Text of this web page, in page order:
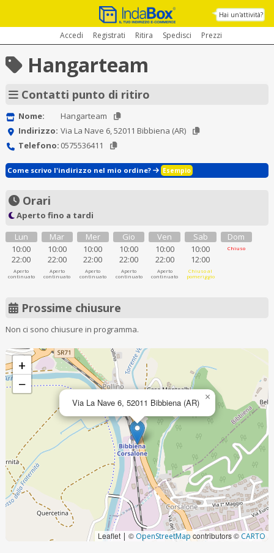
Hai un'attività?
Accedi Registrati Ritira Spedisci Prezzi
Hangarteam
Contatti punto di ritiro
Nome:
Hangarteam
Indirizzo: Via La Nave 6, 52011 Bibbiena (AR)
Telefono: 0575536411
Come scrivo l'indirizzo nel mio ordine? Esempio
Orari
Aperto fino a tardi
Lun
10:00
22:00
Aperto
continuato
Mar
10:00
22:00
Aperto
continuato
Mer
10:00
22:00
Aperto
continuato
Gio
10:00
22:00
Aperto
continuato
Ven
10:00
22:00
Aperto
continuato
Sab
10:00
12:00
Chiuso al
pomeriggio
Dom
Chiuso
Prossime chiusure
Non ci sono chiusure in programma.
Via La Nave 6, 52011 Bibbiena (AR) ×
+
−
Leaflet | © OpenStreetMap contributors © CARTO